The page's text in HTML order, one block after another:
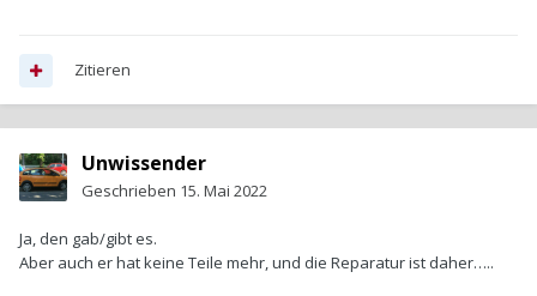
Zitieren
Unwissender
Geschrieben 15. Mai 2022
Ja, den gab/gibt es.
Aber auch er hat keine Teile mehr, und die Reparatur ist daher…..